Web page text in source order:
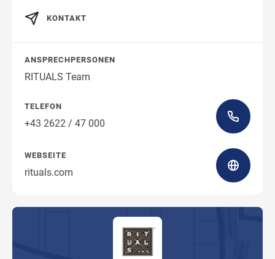
KONTAKT
ANSPRECHPERSONEN
RITUALS Team
TELEFON
+43 2622 / 47 000
WEBSEITE
rituals.com